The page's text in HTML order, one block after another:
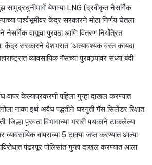
सामुद्रधुनीमार्गे येणाऱ्या LNG (द्रवीकृत नैसर्गिक
पार्श्वभूमीवर केंद्र सरकारने मोठा निर्णय घेतला
नैसर्गिक वायूचा पुरवठा आणि वितरण नियंत्रित
सरकारने देशभरात ‘अत्यावश्यक वस्त कायदा
व्यावसायिक गॅसच्या पुरवठ्यावर सध्या बंदी
वापर केल्याप्रकरणी पहिला गुन्हा दाखल करण्यात
नाका इथं अवैध पद्धतीने घरगुती गॅस सिलेंडर रिक्षात
जिल्हा पुरवठा विभागाच्या भरारी पथकाने टाकलेल्या
व्यावसायिक वापराच्या 5 टाक्या जप्त करण्यात आल्या
पंढरपूर पोलिसांत गुन्हा दाखल करण्यात आला